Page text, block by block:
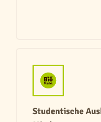
Studentische